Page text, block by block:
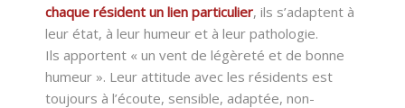
chaque résident un lien particulier, ils s’adaptent à
leur état, à leur humeur et à leur pathologie.
Ils apportent « un vent de légèreté et de bonne
humeur ». Leur attitude avec les résidents est
toujours à l’écoute, sensible, adaptée, non-